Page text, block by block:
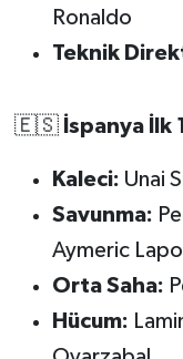
Ronaldo
Teknik
🇪🇸İspanya İlk
Kaleci: Unai
Savunma:
Aymeric
Orta Saha:
Hücum: